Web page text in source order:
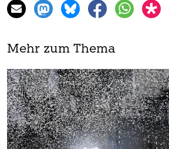
Mehr zum Thema